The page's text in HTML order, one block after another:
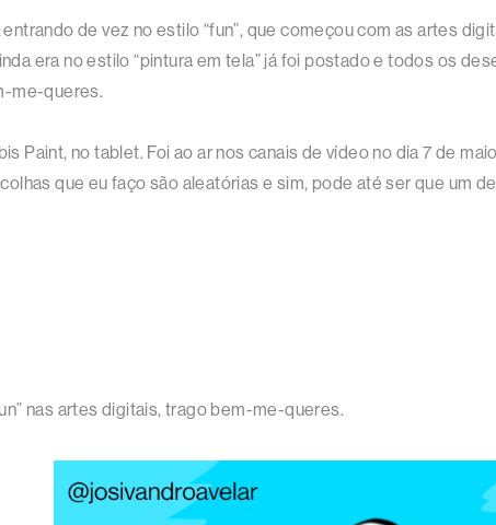
de vez no estilo “fun”, que começou com as artes
era no estilo “pintura em tela” já foi postado e todos os
me-queres.
Paint, no tablet. Foi ao ar nos canais de vídeo no dia 7 de
que eu faço são aleatórias e sim, pode até ser que um
nas artes digitais, trago bem-me-queres.